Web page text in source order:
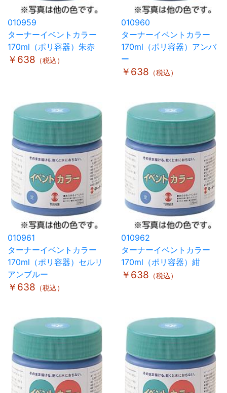
010959
ターナーイベントカラー
170ml（ポリ容器）朱赤
￥638 （税込）
010960
ターナーイベントカラー
170ml（ポリ容器）アンバ
ー
￥638 （税込）
010961
ターナーイベントカラー
170ml（ポリ容器）セルリ
アンブルー
￥638 （税込）
010962
ターナーイベントカラー
170ml（ポリ容器）紺
￥638 （税込）